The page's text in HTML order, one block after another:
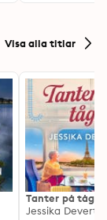
Visa alla titlar
Tanter på tåg
Jessika Devert